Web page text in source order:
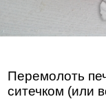
Перемолоть
ситечком (или